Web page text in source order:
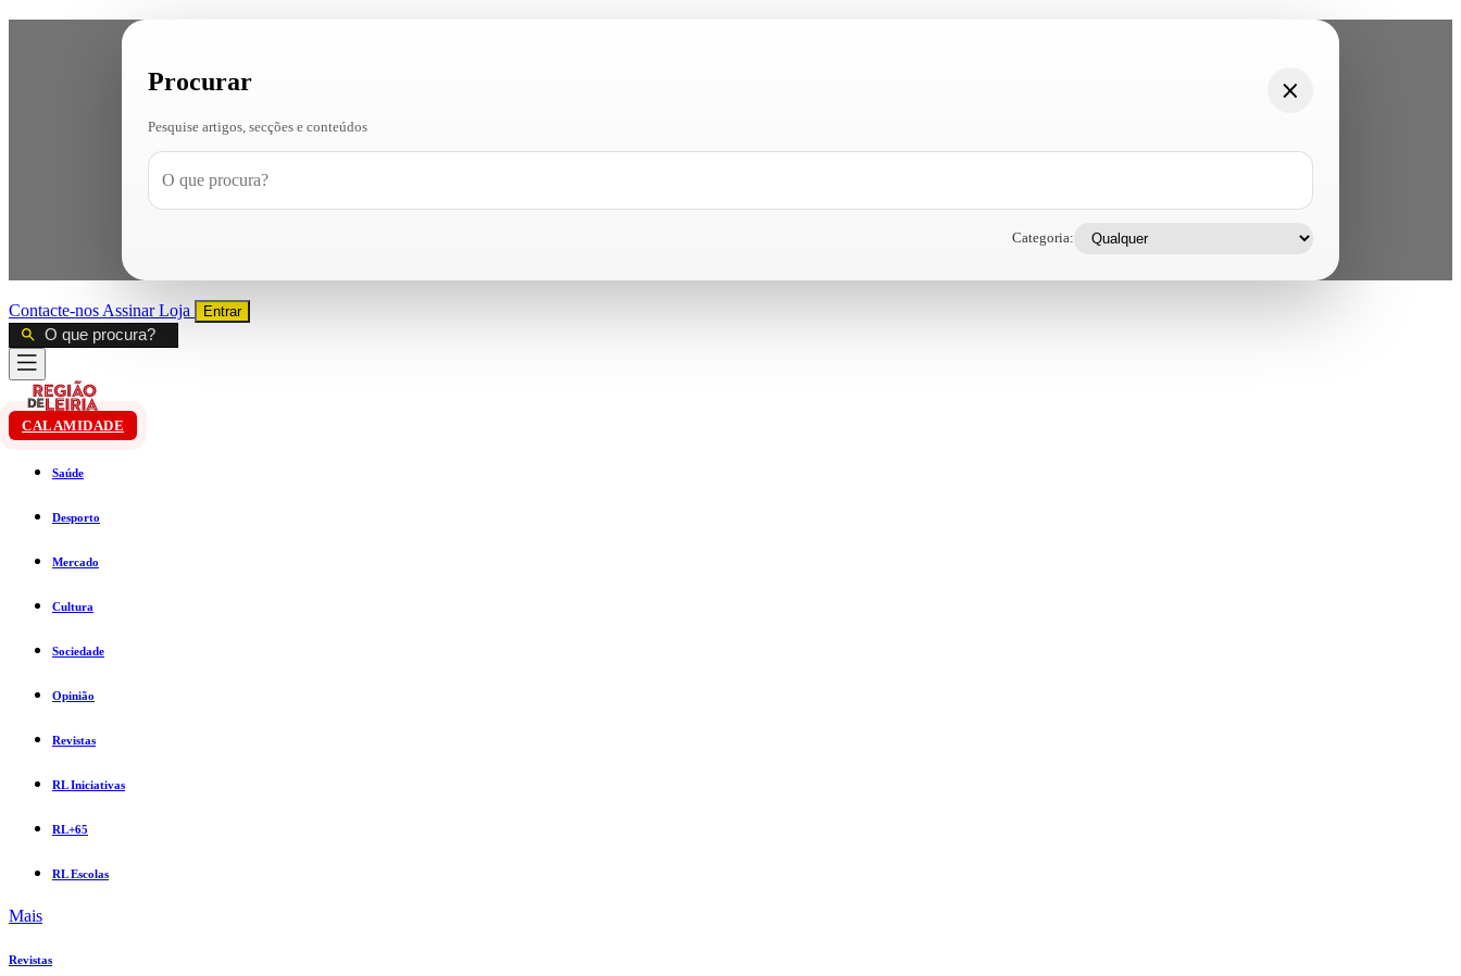
Procurar
Pesquise artigos, secções e conteúdos
Categoria:
Contacte-nos AssinarLoja Entrar
CALAMIDADE
Saúde
Desporto
Mercado
Cultura
Sociedade
Opinião
Revistas
RL Iniciativas
RL+65
RL Escolas
Mais
Revistas